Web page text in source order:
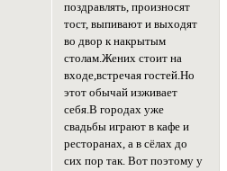
поздравлять, произносят
тост, выпивают и выходят
во двор к накрытым
столам.Жених стоит на
входе,встречая гостей.Но
этот обычай изживает
себя.В городах уже
свадьбы играют в кафе и
ресторанах, а в сёлах до
сих пор так. Вот поэтому у